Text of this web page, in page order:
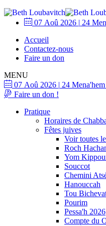
07 Aoû 2026 | 24
Accueil
Contactez-nous
Faire un don
MENU
07 Aoû 2026 | 24
Faire un don !
Pratique
Horaires de
Fêtes juives
Voir toutes
Roch
Yom
Souccot
Chemini
Hanouccah
Tou
Pourim
Pessa'h 2026
Compte du